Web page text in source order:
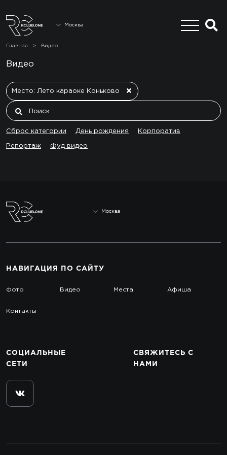
Москва
Главная > Видео
Видео
Место: Лето караоке Коньково
Сброс категории День рождения Корпоратив
Репортаж Фуд видео
Москва
НАВИГАЦИЯ ПО САЙТУ
Фото Видео Места Афиша
Контакты
СОЦИАЛЬНЫЕ
СЕТИ
СВЯЖИТЕСЬ С
НАМИ